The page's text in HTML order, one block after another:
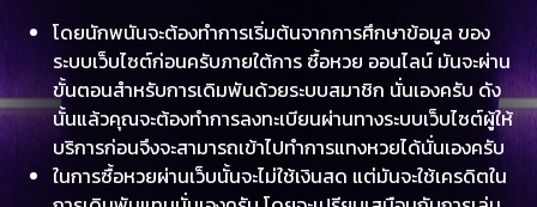
โดยนักพนันจะต้องทำการเริ่มต้นจากการศึกษาข้อมูล ของ
ระบบเว็บไซต์ก่อนครับภายใต้การ ซื้อหวย ออนไลน์ มันจะผ่าน
ขั้นตอนสำหรับการเดิมพันด้วยระบบสมาชิก นั่นเองครับ ดัง
นั้นแล้วคุณจะต้องทำการลงทะเบียนผ่านทางระบบเว็บไซต์ผู้ให้
บริการก่อนจึงจะสามารถเข้าไปทำการแทงหวยได้นั่นเองครับ
ในการซื้อหวยผ่านเว็บนั้นจะไม่ใช้เงินสด แต่มันจะใช้เครดิตใน